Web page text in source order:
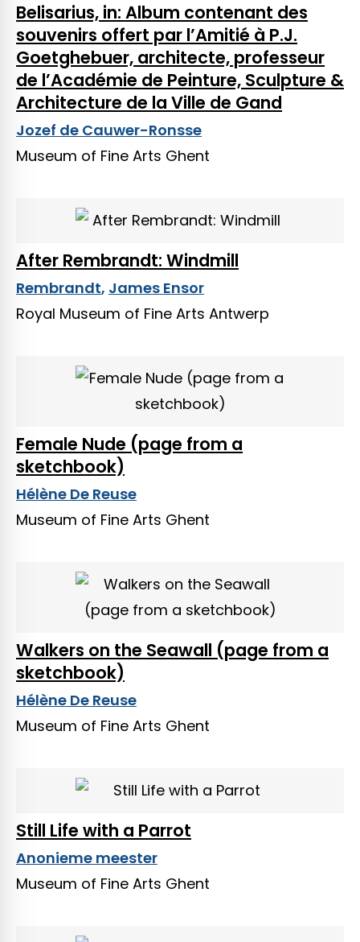
Belisarius, in: Album contenant des
souvenirs offert par l’Amitié à P.J.
Goetghebuer, architecte, professeur
de l’Académie de Peinture, Sculpture &
Architecture de la Ville de Gand
Jozef de Cauwer-Ronsse
Museum of Fine Arts Ghent
After Rembrandt: Windmill
Rembrandt, James Ensor
Royal Museum of Fine Arts Antwerp
Female Nude (page from a
sketchbook)
Hélène De Reuse
Museum of Fine Arts Ghent
Walkers on the Seawall (page from a
sketchbook)
Hélène De Reuse
Museum of Fine Arts Ghent
Still Life with a Parrot
Anonieme meester
Museum of Fine Arts Ghent